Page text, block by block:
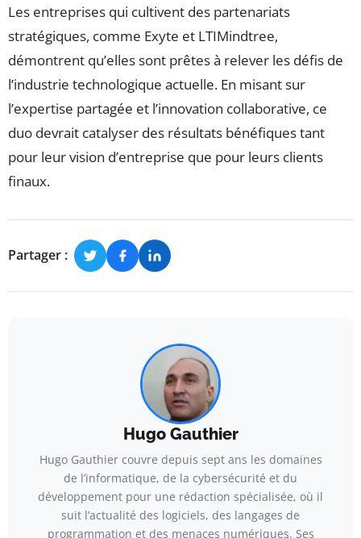
Les entreprises qui cultivent des partenariats
stratégiques, comme Exyte et LTIMindtree,
démontrent qu’elles sont prêtes à relever les défis de
l’industrie technologique actuelle. En misant sur
l’expertise partagée et l’innovation collaborative, ce
duo devrait catalyser des résultats bénéfiques tant
pour leur vision d’entreprise que pour leurs clients
finaux.
Partager :
Hugo Gauthier
Hugo Gauthier couvre depuis sept ans les domaines
de l’informatique, de la cybersécurité et du
développement pour une rédaction spécialisée, où il
suit l’actualité des logiciels, des langages de
programmation et des menaces numériques. Ses